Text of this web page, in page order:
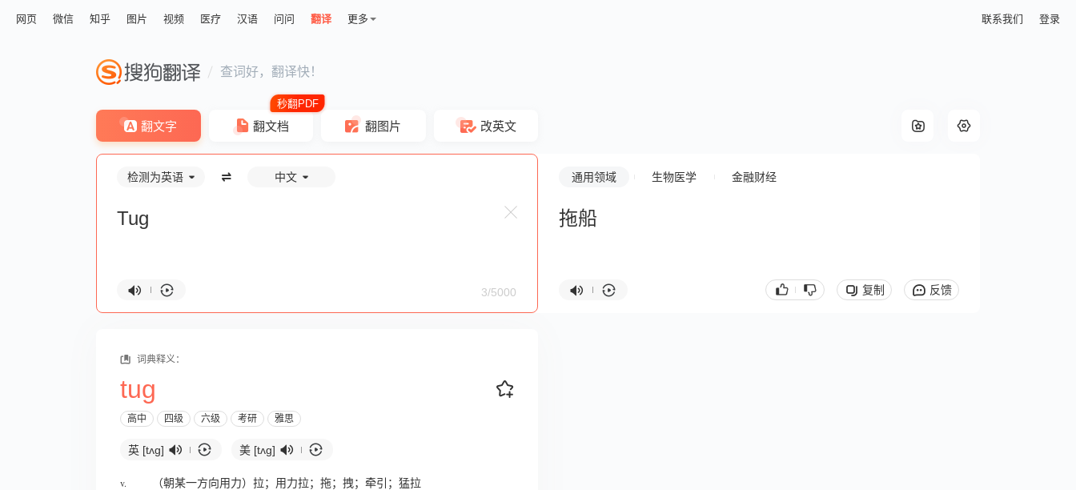
网页 微信 知乎 图片 视频 医疗 汉语 问问 翻译 更多 联系我们 登录
查词好，翻译快！
翻文字 翻文档 翻图片 改英文
检测为英语 中文
3/5000
通用领域 生物医学 金融财经
拖船
复制 反馈
词典释义：
tug
高中 四级 六级 考研 雅思
英 [tʌɡ] 美 [tʌɡ]
v.
（朝某一方向用力）拉；用力拉；拖；拽；牵引；猛拉